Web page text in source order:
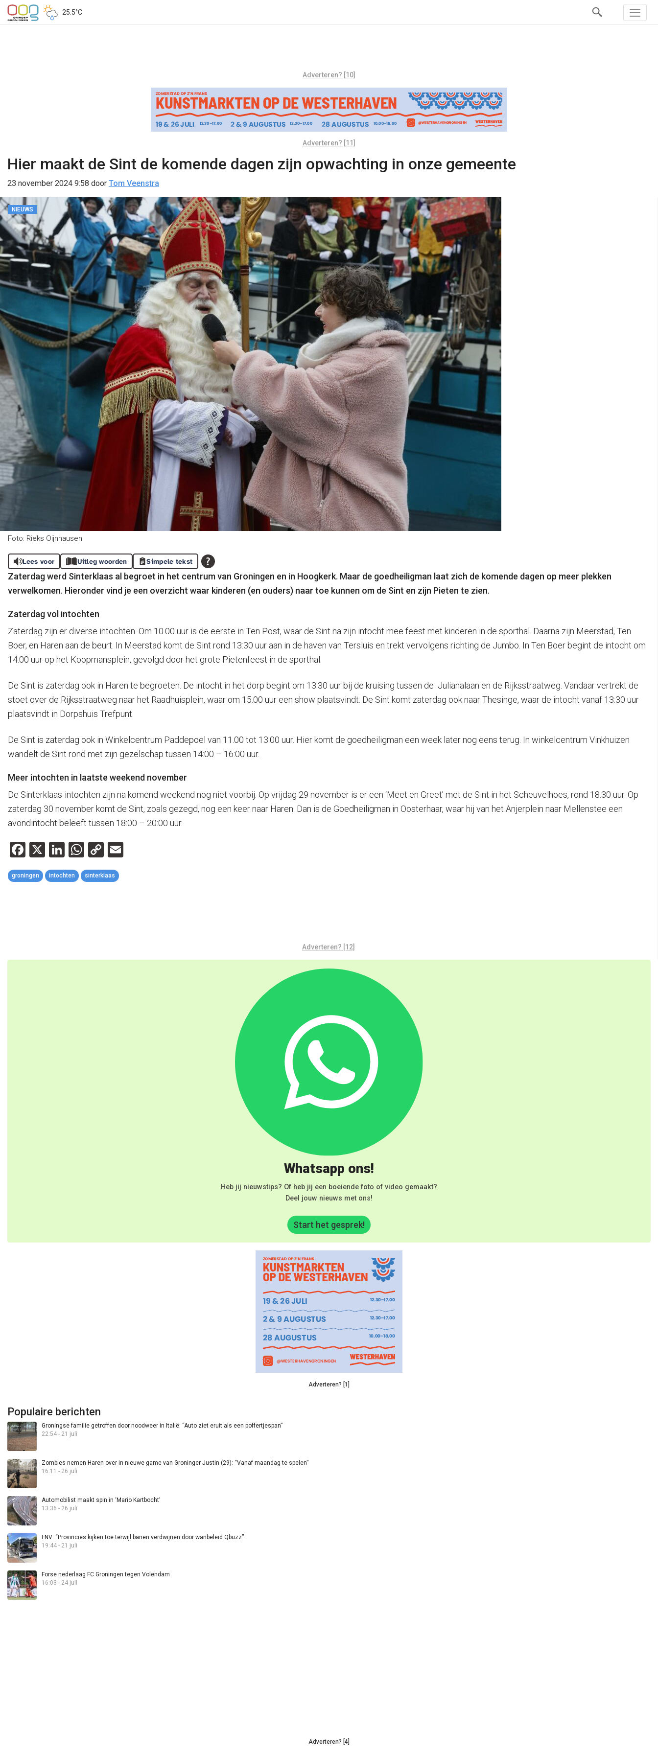
25.5°C
Adverteren? [10]
Adverteren? [11]
Hier maakt de Sint de komende dagen zijn opwachting in onze gemeente
23 november 2024 9:58 door Tom Veenstra
NIEUWS
Foto: Rieks Oijnhausen
Lees voor Uitleg woorden Simpele tekst
Zaterdag werd Sinterklaas al begroet in het centrum van Groningen en in Hoogkerk. Maar de goedheiligman laat zich de komende dagen op meer plekken
verwelkomen. Hieronder vind je een overzicht waar kinderen (en ouders) naar toe kunnen om de Sint en zijn Pieten te zien.
Zaterdag vol intochten
Zaterdag zijn er diverse intochten. Om 10.00 uur is de eerste in Ten Post, waar de Sint na zijn intocht mee feest met kinderen in de sporthal. Daarna zijn Meerstad, Ten
Boer, en Haren aan de beurt. In Meerstad komt de Sint rond 13:30 uur aan in de haven van Tersluis en trekt vervolgens richting de Jumbo. In Ten Boer begint de intocht om
14.00 uur op het Koopmansplein, gevolgd door het grote Pietenfeest in de sporthal.
De Sint is zaterdag ook in Haren te begroeten. De intocht in het dorp begint om 13.30 uur bij de kruising tussen de Julianalaan en de Rijksstraatweg. Vandaar vertrekt de
stoet over de Rijksstraatweg naar het Raadhuisplein, waar om 15.00 uur een show plaatsvindt. De Sint komt zaterdag ook naar Thesinge, waar de intocht vanaf 13:30 uur
plaatsvindt in Dorpshuis Trefpunt.
De Sint is zaterdag ook in Winkelcentrum Paddepoel van 11.00 tot 13.00 uur. Hier komt de goedheiligman een week later nog eens terug. In winkelcentrum Vinkhuizen
wandelt de Sint rond met zijn gezelschap tussen 14:00 – 16:00 uur.
Meer intochten in laatste weekend november
De Sinterklaas-intochten zijn na komend weekend nog niet voorbij. Op vrijdag 29 november is er een ‘Meet en Greet’ met de Sint in het Scheuvelhoes, rond 18.30 uur. Op
zaterdag 30 november komt de Sint, zoals gezegd, nog een keer naar Haren. Dan is de Goedheiligman in Oosterhaar, waar hij van het Anjerplein naar Mellenstee een
avondintocht beleeft tussen 18:00 – 20:00 uur.
Facebook
X LinkedIn
WhatsApp
Copy
Link
groningen intochten sinterklaas
Adverteren? [12]
Whatsapp ons!
Heb jij nieuwstips? Of heb jij een boeiende foto of video gemaakt?
Deel jouw nieuws met ons!
Start het gesprek!
Adverteren? [1]
Populaire berichten
Groningse familie getroffen door noodweer in Italië: “Auto ziet eruit als een poffertjespan”
22:54 - 21 juli
Zombies nemen Haren over in nieuwe game van Groninger Justin (29): “Vanaf maandag te spelen”
16:11 - 26 juli
Automobilist maakt spin in ‘Mario Kartbocht’
13:36 - 26 juli
FNV: “Provincies kijken toe terwijl banen verdwijnen door wanbeleid Qbuzz”
19:44 - 21 juli
Forse nederlaag FC Groningen tegen Volendam
16:03 - 24 juli
Adverteren? [4]